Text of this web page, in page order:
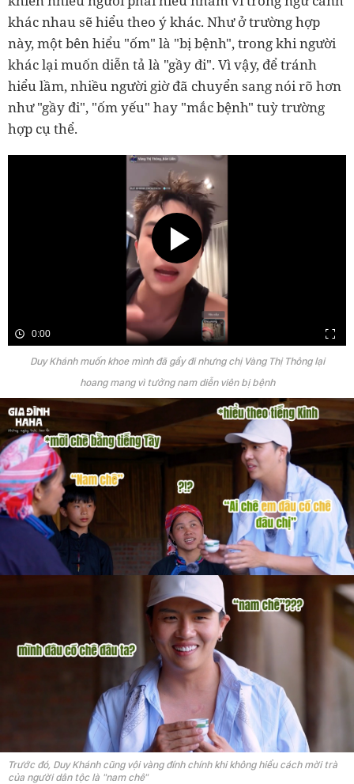
khác nhau sẽ hiểu theo ý khác. Như ở trường hợp
này, một bên hiểu "ốm" là "bị bệnh", trong khi người
khác lại muốn diễn tả là "gầy đi". Vì vậy, để tránh
hiểu lầm, nhiều người giờ đã chuyển sang nói rõ hơn
như "gầy đi", "ốm yếu" hay "mắc bệnh" tuỳ trường
hợp cụ thể.
0:00
Duy Khánh muốn khoe mình đã gầy đi nhưng chị Vàng Thị Thông lại
hoang mang vì tưởng nam diễn viên bị bệnh
Trước đó, Duy Khánh cũng vội vàng đính chính khi không hiểu cách mời trà
của người dân tộc là "nam chê"